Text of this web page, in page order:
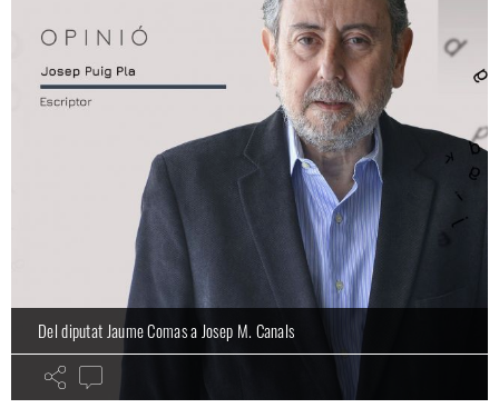
Del diputat Jaume Comas a Josep M. Canals